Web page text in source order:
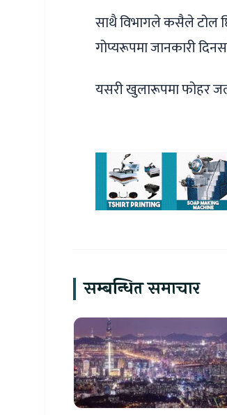
साथै विभागले कसैले टोल
गोप्यरूपमा जानकारी
यसरी खुलारूपमा फोहर
सम्बन्धित समाचार